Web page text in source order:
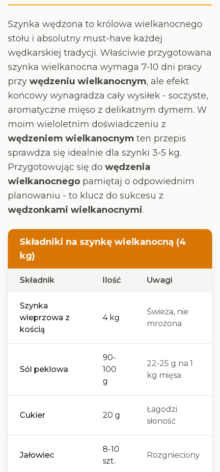
Szynka wędzona to królowa wielkanocnego
stołu i absolutny must-have każdej
wędkarskiej tradycji. Właściwie przygotowana
szynka wielkanocna wymaga 7-10 dni pracy
przy wędzeniu wielkanocnym, ale efekt
końcowy wynagradza cały wysiłek - soczyste,
aromatyczne mięso z delikatnym dymem. W
moim wieloletnim doświadczeniu z
wędzeniem wielkanocnym ten przepis
sprawdza się idealnie dla szynki 3-5 kg.
Przygotowując się do wędzenia
wielkanocnego pamiętaj o odpowiednim
planowaniu - to klucz do sukcesu z
wędzonkami wielkanocnymi.
Składniki na szynkę wielkanocną (4
kg)
Składnik Ilość Uwagi
Szynka
wieprzowa z
kością
4 kg
Świeża, nie
mrożona
Sól peklowa
90-
100
g
22-25 g na 1
kg mięsa
Cukier 20 g
Łagodzi
słoność
Jałowiec
8-10
szt.
Rozgnieciony